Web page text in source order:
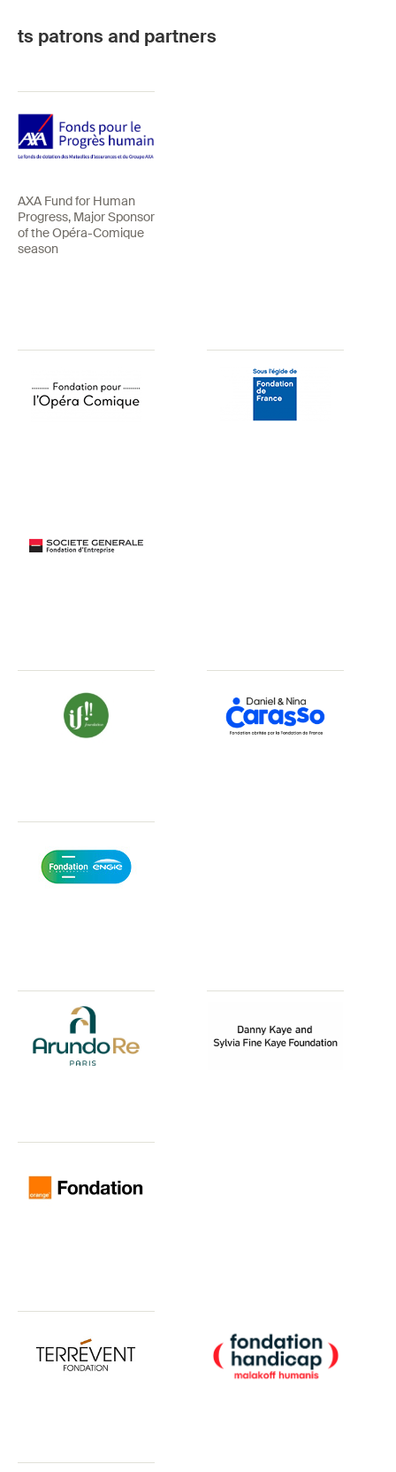
ts patrons and partners
AXA Fund for Human
Progress, Major Sponsor
of the Opéra-Comique
season